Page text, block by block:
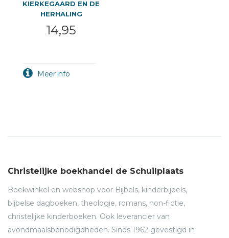
KIERKEGAARD EN DE
HERHALING
14,95
Christelijke boekhandel de Schuilplaats
Boekwinkel en webshop voor Bijbels, kinderbijbels,
bijbelse dagboeken, theologie, romans, non-fictie,
christelijke kinderboeken. Ook leverancier van
avondmaalsbenodigdheden. Sinds 1962 gevestigd in